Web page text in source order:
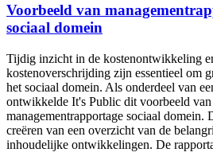
Voorbeeld van
sociaal domein
Tijdig inzicht in de kostenontwikkeling
kostenoverschrijding zijn essentieel om
het sociaal domein. Als onderdeel van
ontwikkelde It's Public dit voorbeeld van
managementrapportage sociaal domein.
creëren van een overzicht van de
inhoudelijke ontwikkelingen. De